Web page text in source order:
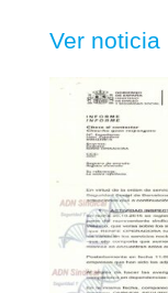
Ver noticia